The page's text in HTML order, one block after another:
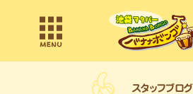
スタッフブログ